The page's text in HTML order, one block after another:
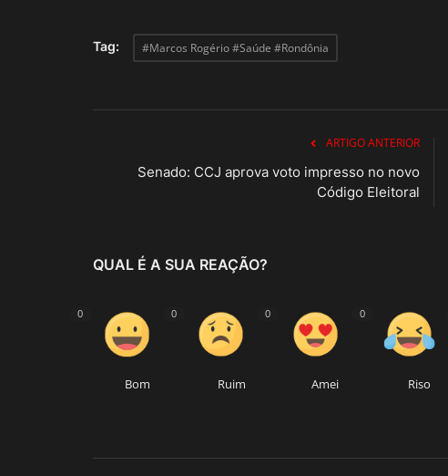
Tag: #Marcos Rogério #Saúde #Rondônia
ARTIGO ANTERIOR
Senado: CCJ aprova voto impresso no novo
Código Eleitoral
QUAL É A SUA REAÇÃO?
0
Bom
0
Ruim
0
Amei
0
Riso